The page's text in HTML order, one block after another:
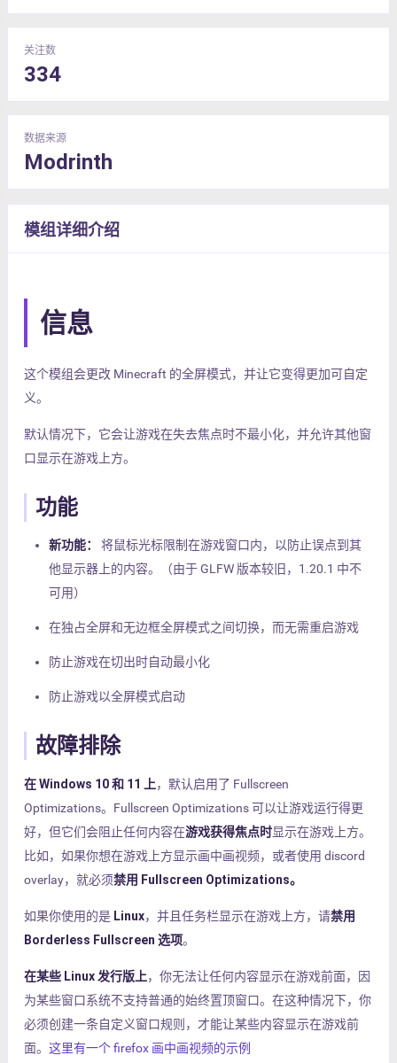
关注数
334
数据来源
Modrinth
模组详细介绍
信息
这个模组会更改 Minecraft 的全屏模式，并让它变得更加可自定
义。
默认情况下，它会让游戏在失去焦点时不最小化，并允许其他窗
口显示在游戏上方。
功能
新功能：
将鼠标光标限制在游戏窗口内，以防止误点到其
他显示器上的内容。（由于 GLFW 版本较旧，1.20.1 中不
可用）
在独占全屏和无边框全屏模式之间切换，而无需重启游戏
防止游戏在切出时自动最小化
防止游戏以全屏模式启动
故障排除
在 Windows 10 和 11 上，默认启用了 Fullscreen
Optimizations。Fullscreen Optimizations 可以让游戏运行得更
好，但它们会阻止任何内容在游戏获得焦点时显示在游戏上方。
比如，如果你想在游戏上方显示画中画视频，或者使用 discord
overlay，就必须禁用 Fullscreen Optimizations。
如果你使用的是 Linux，并且任务栏显示在游戏上方，请禁用
Borderless Fullscreen 选项。
在某些 Linux 发行版上，你无法让任何内容显示在游戏前面，因
为某些窗口系统不支持普通的始终置顶窗口。在这种情况下，你
必须创建一条自定义窗口规则，才能让某些内容显示在游戏前
面。 这里有一个 firefox 画中画视频的示例